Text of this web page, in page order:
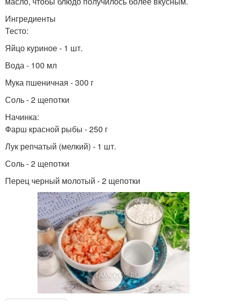
Ингредиенты
Тесто:
Яйцо куриное - 1 шт.
Вода - 100 мл
Мука пшеничная - 300 г
Соль - 2 щепотки
Начинка:
Фарш красной рыбы - 250 г
Лук репчатый (мелкий) - 1 шт.
Соль - 2 щепотки
Перец черный молотый - 2 щепотки